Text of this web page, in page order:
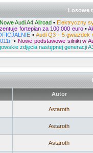
Losowe
Nowe Audi A4 Allroad• Elektryczny
fortepian za 100.000 euro•
• Audi Q3 - 5 gwiazdek
• Nowe podstawowe silniki w
zdjęcia następnej generacji
Autor
Astaroth
Astaroth
Astaroth